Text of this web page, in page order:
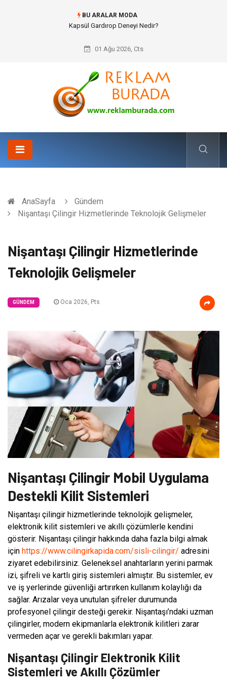
BU ARALAR MODA
Ataşehir Gitar Dersi Ve Modern Yaşamda Sanatla Gelen Dinginlik
01 Ağu 2026, Cts
AnaSayfa
Gündem
Nişantaşı Çilingir Hizmetlerinde Teknolojik Gelişmeler
Nişantaşı Çilingir Hizmetlerinde
Teknolojik Gelişmeler
GÜNDEM Oca 2026, Pts
Nişantaşı Çilingir Mobil Uygulama
Destekli Kilit Sistemleri
Nişantaşı çilingir hizmetlerinde teknolojik gelişmeler,
elektronik kilit sistemleri ve akıllı çözümlerle kendini
gösterir. Nişantaşı çilingir hakkında daha fazla bilgi almak
için https://www.cilingirkapida.com/sisli-cilingir/ adresini
ziyaret edebilirsiniz. Geleneksel anahtarların yerini parmak
izi, şifreli ve kartlı giriş sistemleri almıştır. Bu sistemler, ev
ve iş yerlerinde güvenliği artırırken kullanım kolaylığı da
sağlar. Arızalar veya unutulan şifreler durumunda
profesyonel çilingir desteği gerekir. Nişantaşı’ndaki uzman
çilingirler, modern ekipmanlarla elektronik kilitleri zarar
vermeden açar ve gerekli bakımları yapar.
Nişantaşı Çilingir Elektronik Kilit
Sistemleri ve Akıllı Çözümler